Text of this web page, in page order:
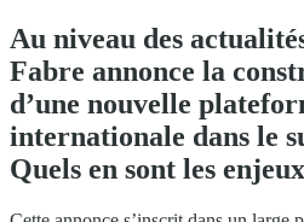
Au niveau des
Fabre annonce la
d’une nouvelle
internationale dans le
Quels en sont les